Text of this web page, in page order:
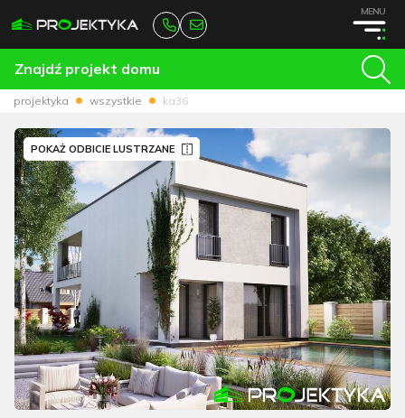
MENU
Znajdź projekt domu
projektyka wszystkie ka36
POKAŻ ODBICIE LUSTRZANE